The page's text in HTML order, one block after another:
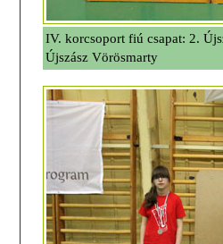
IV. korcsoport fiú csapat: 2.
Újszász Vörösmarty